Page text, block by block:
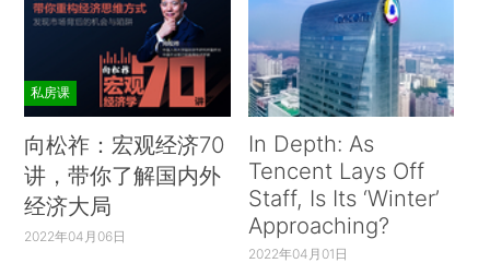
私房课
向松祚：宏观经济70
讲，带你了解国内外
经济大局
2022年04月06日
In Depth: As
Tencent Lays Off
Staff, Is Its ‘Winter’
Approaching?
2022年04月01日